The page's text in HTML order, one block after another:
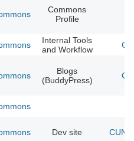
Commons
Profile
Internal Tools
and Workflow
Blogs
(BuddyPress)
Dev site